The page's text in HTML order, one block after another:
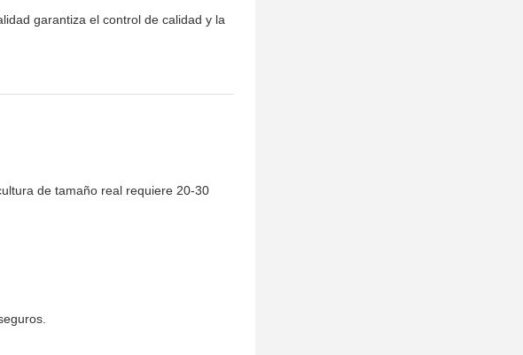
garantiza el control de calidad y la
de tamaño real requiere 20-30